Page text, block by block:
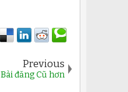
Previous
Bài đăng Cũ hơn